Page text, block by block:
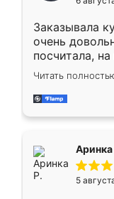
мебели буду
Заказывала
очень
посчитала,
Замерщик
делу со всей
за день,
Читать
Аринка
5